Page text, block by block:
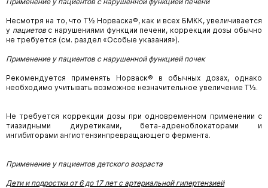
Несмотря на то, что Т½ Норваска®, как и всех БМКК, увеличивается
у пациетовс нарушениями функции печени, коррекции дозы обычно
не требуется (см. раздел «Особые указания»).
Применение у пациентов с нарушенной функцией почек
Рекомендуется применять Норваск® в обычных дозах, однако
необходимо учитывать возможное незначительное увеличение Т½.
Не требуется коррекции дозы при одновременном применении с
тиазидными диуретиками, бета-адреноблокаторами и
ингибиторами ангиотензинпревращающего фермента.
Применение у пациентов детского возраста
Дети и подростки от 6 до 17 лет с артериальной гипертензией